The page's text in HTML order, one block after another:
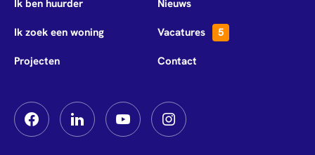
Ik ben huurder Nieuws
Ik zoek een woning Vacatures 5
Projecten Contact